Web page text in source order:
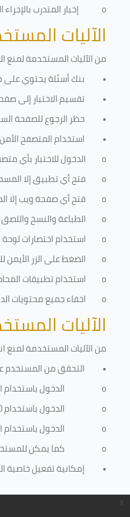
o
إخبار المتدرب
الآليات
من الآليات المستخدمة
• بنك أسئلة يحتوي على
• تقسيم الاختبار إلى
• حظر الرجوع للصفحة
• استخدام المتصفح الأمن
o
الدخول للاختبار بأي
o
فتح أي تطبيق إلا
o
فتح أي صفحة ويب إلا
o
الطباعة والنسخ واللصق
o
استخدام اختصارات لوحة
o
الضغط على الزر الأيمن
o
استخدام تطبيقات
o
اخفاء جميع محتويات
الآليات
من الآليات المستخدمة لمنع
• التحقق من المستخدم
o
الدخول
o
الدخول باستخدام
o
الدخول
o
كما يمكن
• إمكانية تفعيل خاصية